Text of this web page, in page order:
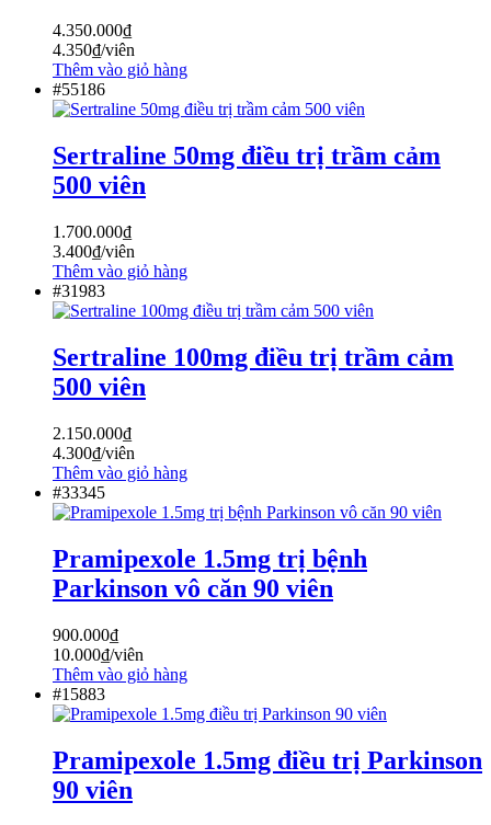
4.350.000₫
4.350₫/viên
Thêm vào giỏ hàng
#55186
Sertraline 50mg điều trị trầm cảm
500 viên
1.700.000₫
3.400₫/viên
Thêm vào giỏ hàng
#31983
Sertraline 100mg điều trị trầm cảm
500 viên
2.150.000₫
4.300₫/viên
Thêm vào giỏ hàng
#33345
Pramipexole 1.5mg trị bệnh
Parkinson vô căn 90 viên
900.000₫
10.000₫/viên
Thêm vào giỏ hàng
#15883
Pramipexole 1.5mg điều trị Parkinson
90 viên